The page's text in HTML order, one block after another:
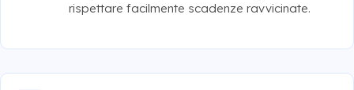
rispettare facilmente scadenze ravvicinate.